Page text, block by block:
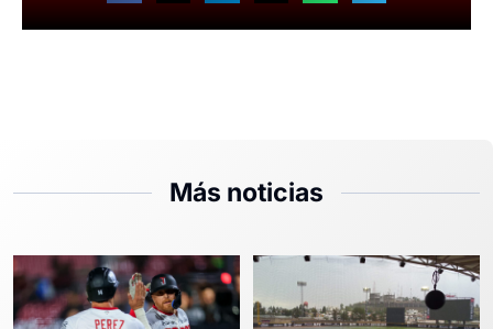
Más noticias